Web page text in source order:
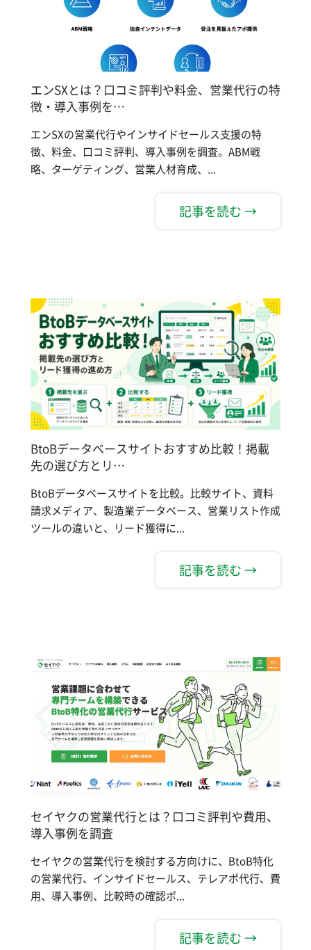
エンSXとは？口コミ評判や料金、営業代行の特
徴・導入事例を…
エンSXの営業代行やインサイドセールス支援の特
徴、料金、口コミ評判、導入事例を調査。ABM戦
略、ターゲティング、営業人材育成、...
記事を読む →
BtoBデータベースサイトおすすめ比較！掲載
先の選び方とリ…
BtoBデータベースサイトを比較。比較サイト、資料
請求メディア、製造業データベース、営業リスト作成
ツールの違いと、リード獲得に...
記事を読む →
セイヤクの営業代行とは？口コミ評判や費用、
導入事例を調査
セイヤクの営業代行を検討する方向けに、BtoB特化
の営業代行、インサイドセールス、テレアポ代行、費
用、導入事例、比較時の確認ポ...
記事を読む →